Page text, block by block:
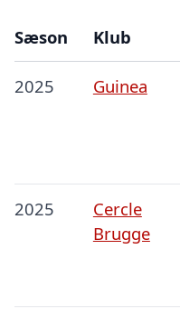
Sæson Klub
2025 Guinea
2025
Cercle
Brugge